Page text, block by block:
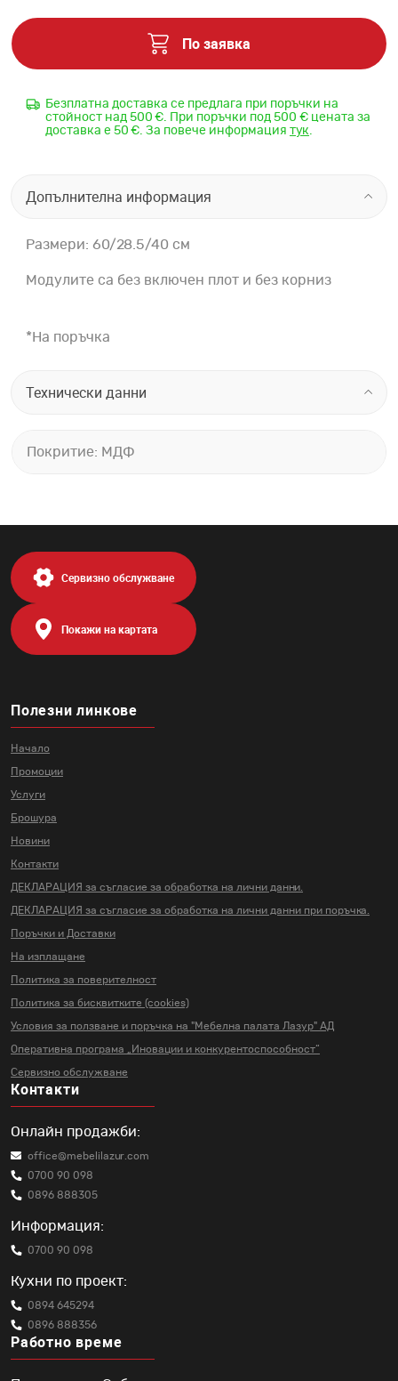
По заявка
Безплатна доставка се предлага при поръчки на
стойност над 500 €. При поръчки под 500 € цената за
доставка е 50 €. За повече информация тук.
Допълнителна информация
Размери: 60/28.5/40 см
Модулите са без включен плот и без корниз
*На поръчка
Технически данни
Покритие: МДФ
Полезни линкове
Начало
Промоции
Услуги
Брошура
Новини
Контакти
ДЕКЛАРАЦИЯ за съгласие за обработка на лични данни.
ДЕКЛАРАЦИЯ за съгласие за обработка на лични данни при поръчка.
Поръчки и Доставки
На изплащане
Политика за поверителност
Политика за бисквитките (cookies)
Условия за ползване и поръчка на "Мебелна палата Лазур" АД
Оперативна програма „Иновации и конкурентоспособност“
Сервизно обслужване
Контакти
Онлайн продажби:
office@mebelilazur.com
0700 90 098
0896 888305
Информация:
0700 90 098
Кухни по проект:
0894 645294
0896 888356
Работно време
Сервизно обслужване
Покажи на картата